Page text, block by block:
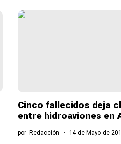
Cinco fallecidos deja
entre hidroaviones en
por Redacción 14 de Mayo de